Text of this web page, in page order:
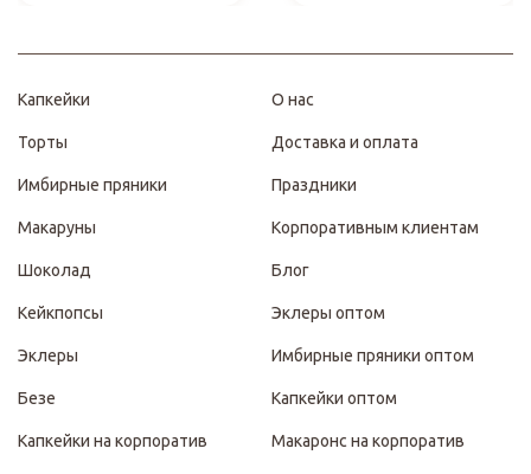
Капкейки
Торты
Имбирные пряники
Макаруны
Шоколад
Кейкпопсы
Эклеры
Безе
Капкейки на корпоратив
О нас
Доставка и оплата
Праздники
Корпоративным клиентам
Блог
Эклеры оптом
Имбирные пряники оптом
Капкейки оптом
Макаронс на корпоратив